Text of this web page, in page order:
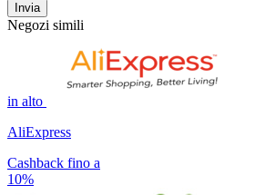
Invia
Negozi simili
in alto
AliExpress
Cashback fino a
10%